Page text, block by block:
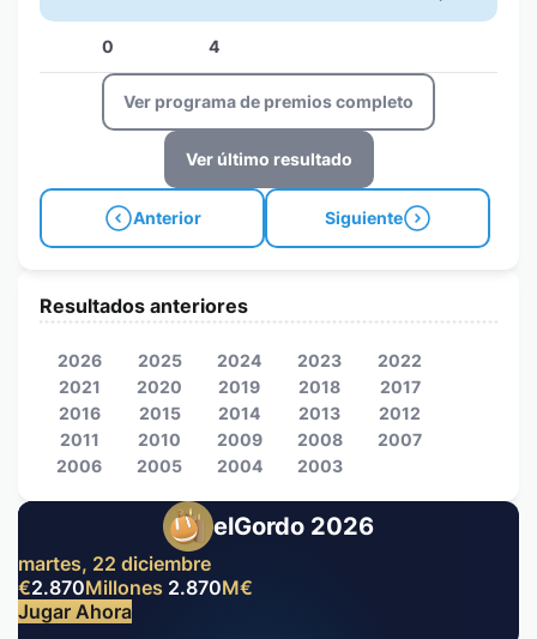
0 4
Ver programa de premios completo
Ver último resultado
Anterior Siguiente
elGordo 2026
martes, 22 diciembre
€2.870Millones 2.870M€
Jugar Ahora
Resultados anteriores
2026 2025 2024 2023
2022
2021
2020 2019 2018
2017
2016
2015 2014 2013
2012
2011
2010 2009 2008
2007
2006
2005 2004 2003